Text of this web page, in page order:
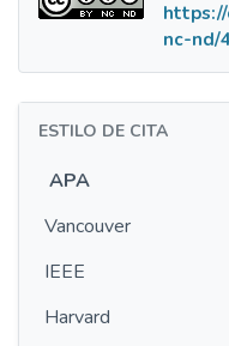
nc-nd/
ESTILO DE CITA
APA
Vancouver
IEEE
Harvard